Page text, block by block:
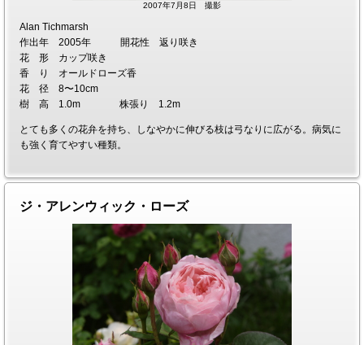
2007年7月8日 撮影
Alan Tichmarsh
作出年 2005年 開花性 返り咲き
花 形 カップ咲き
香 り オールドローズ香
花 径 8〜10cm
樹 高 1.0m 株張り 1.2m
とても多くの花弁を持ち、しなやかに伸びる枝は弓なりに広がる。病気に
も強く育てやすい種類。
ジ・アレンウィック・ローズ